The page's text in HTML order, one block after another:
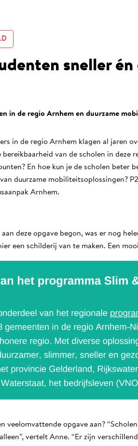
sneller én
in de regio Arnhem en duurzame
in de regio Arnhem klagen al jaren
van de scholen in deze
En hoe kun je de scholen beter
duurzame mobiliteitsoplossingen?
Arnhem.
aan deze opgave begon, was er nog
een schilderij van te maken. Een
veelomvattende opgave aan?
vertelt Anne. “Er zijn